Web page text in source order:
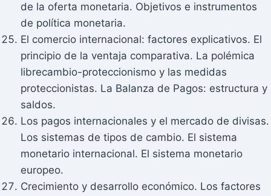
de la oferta monetaria. Objetivos e instrumentos
de política monetaria.
El comercio internacional: factores explicativos. El
principio de la ventaja comparativa. La polémica
librecambio-proteccionismo y las medidas
proteccionistas. La Balanza de Pagos: estructura y
saldos.
Los pagos internacionales y el mercado de divisas.
Los sistemas de tipos de cambio. El sistema
monetario internacional. El sistema monetario
europeo.
Crecimiento y desarrollo económico. Los factores